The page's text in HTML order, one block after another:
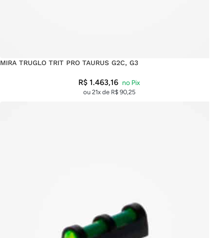
MIRA TRUGLO TRIT PRO TAURUS G2C, G3
R$1.463,16
ou 21x de R$ 90,25